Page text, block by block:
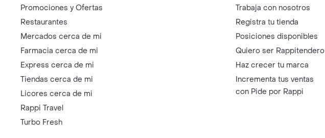
Promociones y Ofertas
Restaurantes
Mercados cerca de mi
Farmacia cerca de mi
Express cerca de mi
Tiendas cerca de mi
Licores cerca de mi
Rappi Travel
Turbo Fresh
Trabaja con nosotros
Registra tu tienda
Posiciones disponibles
Quiero ser Rappitendero
Haz crecer tu marca
Incrementa tus ventas
con Pide por Rappi